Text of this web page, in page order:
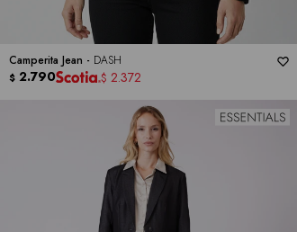
Camperita Jean - DASH
$ 2.790 $ 2.372